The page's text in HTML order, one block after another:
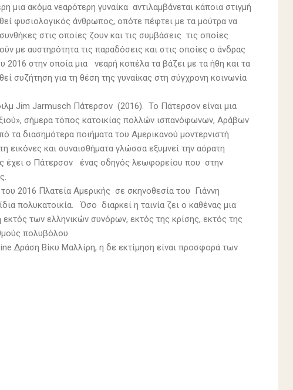
μια ακόμα νεαρότερη γυναίκα αντιλαμβάνεται κάποια στιγμή
φυσιολογικός άνθρωπος, οπότε πέφτει με τα μούτρα να
στις οποίες ζουν και τις συμβάσεις τις οποίες
με αυστηρότητα τις παραδόσεις και στις οποίες ο άνδρας
στην οποία μια νεαρή κοπέλα τα βάζει με τα ήθη και τα
για τη θέση της γυναίκας στη σύγχρονη κοινωνία
Jim Jarmusch Πάτερσον (2016). Το Πάτερσον είναι μια
σήμερα τόπος κατοικίας πολλών ισπανόφωνων, Αράβων
τα διασημότερα ποιήματα του Αμερικανού μοντερνιστή
εικόνες και συναισθήματα γλώσσα εξυμνεί την αόρατη
έχει ο Πάτερσον ένας οδηγός λεωφορείου που στην
2016 Πλατεία Αμερικής σε σκηνοθεσία του Γιάννη
πολυκατοικία. Όσο διαρκεί η ταινία ζει ο καθένας μια
εκτός των ελληνικών συνόρων, εκτός της κρίσης, εκτός της
πολυβόλου
Δράση Βίκυ Μαλλίρη, η δε εκτίμηση είναι προσφορά των